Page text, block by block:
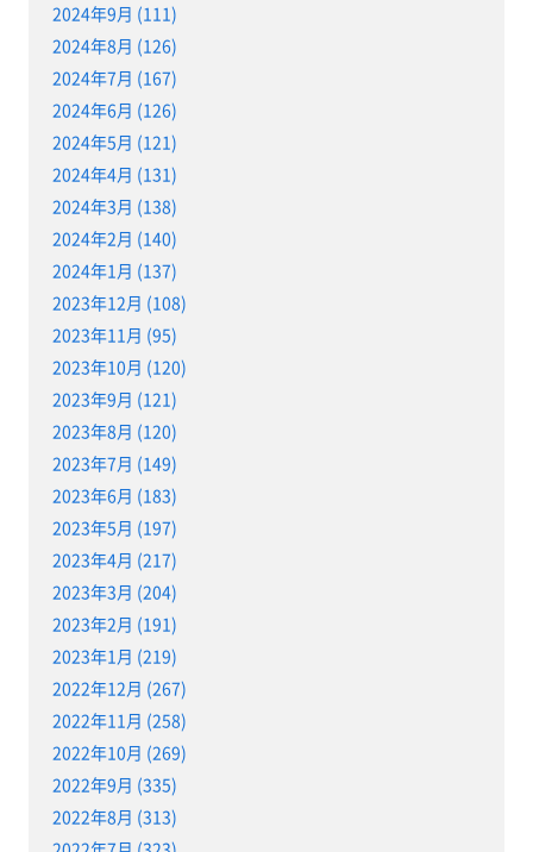
2024年9月 (111)
2024年8月 (126)
2024年7月 (167)
2024年6月 (126)
2024年5月 (121)
2024年4月 (131)
2024年3月 (138)
2024年2月 (140)
2024年1月 (137)
2023年12月 (108)
2023年11月 (95)
2023年10月 (120)
2023年9月 (121)
2023年8月 (120)
2023年7月 (149)
2023年6月 (183)
2023年5月 (197)
2023年4月 (217)
2023年3月 (204)
2023年2月 (191)
2023年1月 (219)
2022年12月 (267)
2022年11月 (258)
2022年10月 (269)
2022年9月 (335)
2022年8月 (313)